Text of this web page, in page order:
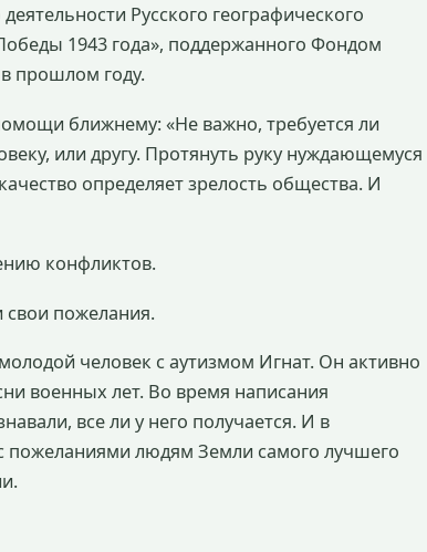
Русского географического
1943 года», поддержанного Фондом
в прошлом году.
ближнему: «Не важно, требуется ли
или другу. Протянуть руку нуждающемуся
определяет зрелость общества. И
конфликтов.
пожелания.
человек с аутизмом Игнат. Он активно
военных лет. Во время написания
все ли у него получается. И в
пожеланиями людям Земли самого лучшего